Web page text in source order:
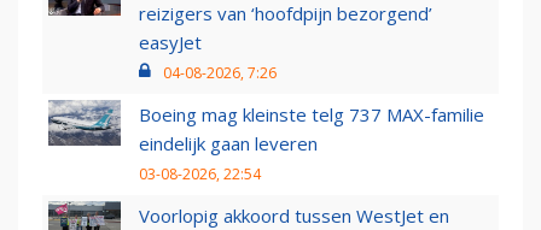
reizigers van ‘hoofdpijn bezorgend’
easyJet
04-08-2026, 7:26
Boeing mag kleinste telg 737 MAX-familie
eindelijk gaan leveren
03-08-2026, 22:54
Voorlopig akkoord tussen WestJet en